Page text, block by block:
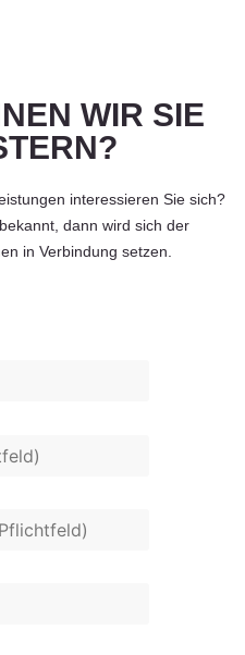
WIR SIE
interessieren Sie sich?
dann wird sich der
in Verbindung setzen.